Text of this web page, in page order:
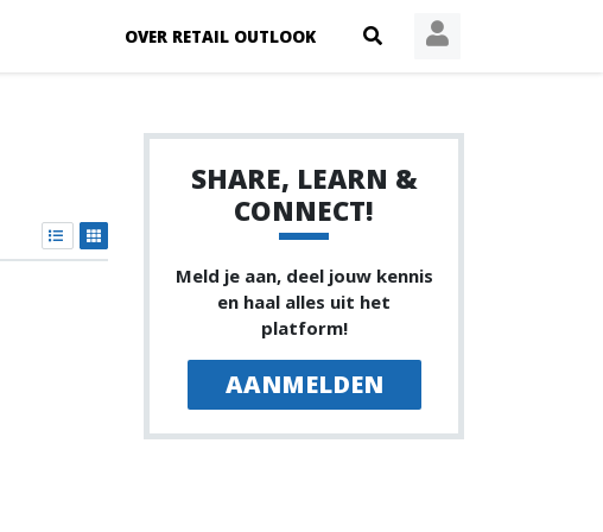
OVER RETAIL OUTLOOK
SHARE, LEARN &
CONNECT!
Meld je aan, deel jouw kennis
en haal alles uit het
platform!
AANMELDEN